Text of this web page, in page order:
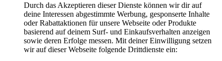
Durch das Akzeptieren dieser Dienste können wir dir auf
deine Interessen abgestimmte Werbung, gesponserte Inhalte
oder Rabattaktionen für unsere Webseite oder Produkte
basierend auf deinem Surf- und Einkaufsverhalten anzeigen
sowie deren Erfolge messen. Mit deiner Einwilligung setzen
wir auf dieser Webseite folgende Drittdienste ein: